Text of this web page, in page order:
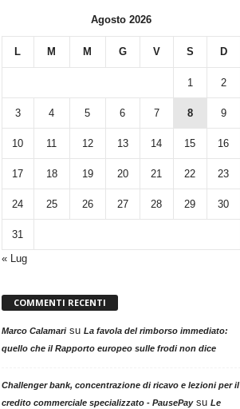
Agosto 2026
L M M G V S D
1 2
3 4 5 6 7 8 9
10 11 12 13 14 15 16
17 18 19 20 21 22 23
24 25 26 27 28 29 30
31
« Lug
COMMENTI RECENTI
Marco Calamarisu La favola del rimborso immediato:
quello che il Rapporto europeo sulle frodi non dice
Challenger bank, concentrazione di ricavo e lezioni per il
credito commerciale specializzato - PausePaysu Le